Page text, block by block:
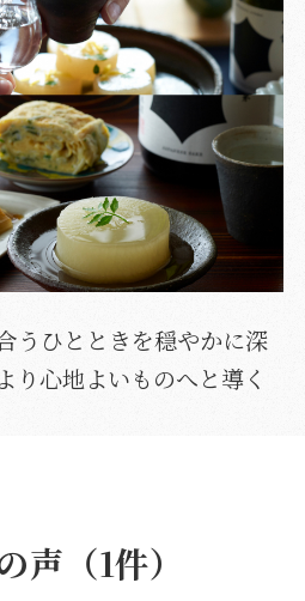
うひとときを穏やかに深
り心地よいものへと導く
声（1件）